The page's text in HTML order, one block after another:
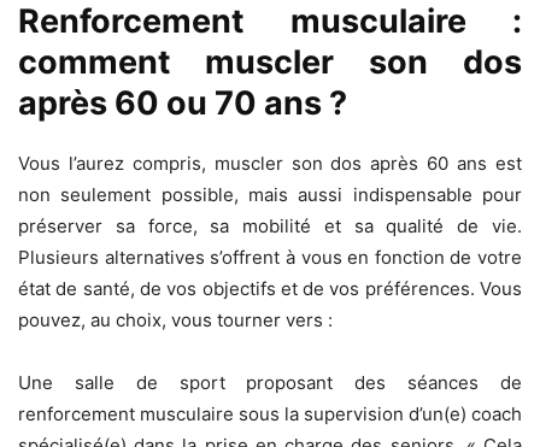
Renforcement musculaire :
comment muscler son dos
après 60 ou 70 ans ?
Vous l’aurez compris, muscler son dos après 60 ans est
non seulement possible, mais aussi indispensable pour
préserver sa force, sa mobilité et sa qualité de vie.
Plusieurs alternatives s’offrent à vous en fonction de votre
état de santé, de vos objectifs et de vos préférences. Vous
pouvez, au choix, vous tourner vers :
Une salle de sport proposant des séances de
renforcement musculaire sous la supervision d’un(e) coach